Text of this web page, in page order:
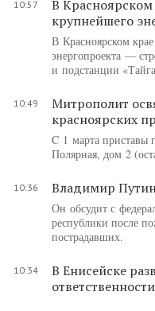
10:57
В Красноярском
крупнейшего
В Красноярском
энергопроекта —
и подстанции
10:49
Митрополит
красноярских
C 1 марта приставы
Полярная, дом 2
10:36 Владимир
Он обсудит с
республики после
пострадавших.
10:34
В Енисейске